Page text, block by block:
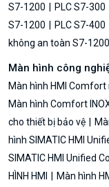
S7-1200
PLC S7-300
S7-1200
PLC S7-400
không an toàn S7-1200
Màn hình công
Màn hình HMI Comfort
Màn hình Comfort
cho thiết bị bảo vệ
hình SIMATIC HMI
SIMATIC HMI Unified
HÌNH HMI
Màn hình